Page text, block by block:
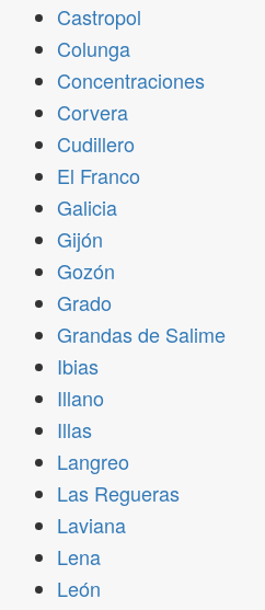
Castropol
Colunga
Concentraciones
Corvera
Cudillero
El Franco
Galicia
Gijón
Gozón
Grado
Grandas de Salime
Ibias
Illano
Illas
Langreo
Las Regueras
Laviana
Lena
León